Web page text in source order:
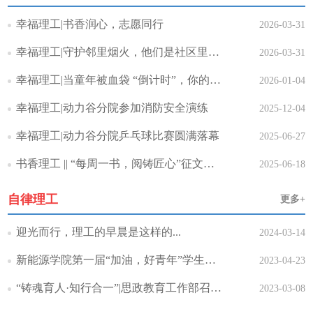
幸福理工|书香润心，志愿同行 2026-03-31
幸福理工|守护邻里烟火，他们是社区里最美的“流动风景.. 2026-03-31
幸福理工|当童年被血袋 “倒计时”，你的热血是希望坐.. 2026-01-04
幸福理工|动力谷分院参加消防安全演练 2025-12-04
幸福理工|动力谷分院乒乓球比赛圆满落幕 2025-06-27
书香理工 || “每周一书，阅铸匠心”征文活动 2025-06-18
自律理工 更多+
迎光而行，理工的早晨是这样的... 2024-03-14
新能源学院第一届“加油，好青年”学生干部素质能力大赛.. 2023-04-23
“铸魂育人·知行合一”|思政教育工作部召开2022年.. 2023-03-08